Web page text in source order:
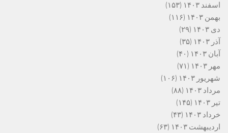
اسفند ۱۴۰۳
(۱۵۳)
بهمن ۱۴۰۳
(۱۱۶)
دی ۱۴۰۳
(۲۹)
آذر ۱۴۰۳
(۳۵)
آبان ۱۴۰۳
(۴۰)
مهر ۱۴۰۳
(۷۱)
شهریور ۱۴۰۳
(۱۰۶)
مرداد ۱۴۰۳
(۸۸)
تیر ۱۴۰۳
(۱۴۵)
خرداد ۱۴۰۳
(۴۳)
اردیبهشت ۱۴۰۳
(۶۳)